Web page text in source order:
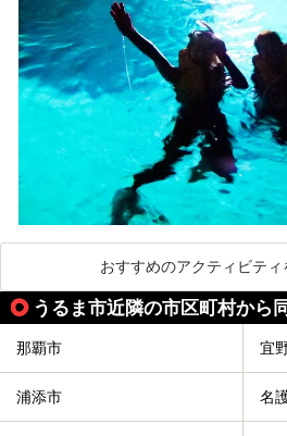
おすすめのアクティビティ
うるま市近隣の市区町村から
那覇市 宜
浦添市 名